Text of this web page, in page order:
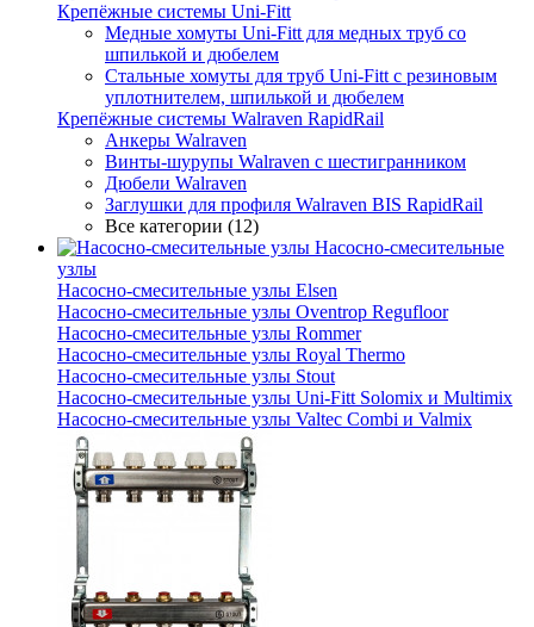
Крепёжные системы Uni-Fitt
Медные хомуты Uni-Fitt для медных труб со
шпилькой и дюбелем
Стальные хомуты для труб Uni-Fitt с резиновым
уплотнителем, шпилькой и дюбелем
Крепёжные системы Walraven RapidRail
Анкеры Walraven
Винты-шурупы Walraven с шестигранником
Дюбели Walraven
Заглушки для профиля Walraven BIS RapidRail
Все категории (12)
Насосно-смесительные
узлы
Насосно-смесительные узлы Elsen
Насосно-смесительные узлы Oventrop Regufloor
Насосно-смесительные узлы Rommer
Насосно-смесительные узлы Royal Thermo
Насосно-смесительные узлы Stout
Насосно-смесительные узлы Uni-Fitt Solomix и Multimix
Насосно-смесительные узлы Valtec Combi и Valmix